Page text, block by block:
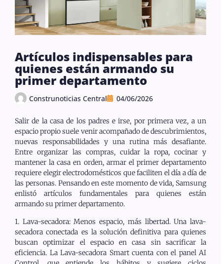
Artículos indispensables para
quienes están armando su
primer departamento
Construnoticias Central 04/06/2026
Salir de la casa de los padres e irse, por primera vez, a un
espacio propio suele venir acompañado de descubrimientos,
nuevas responsabilidades y una rutina más desafiante.
Entre organizar las compras, cuidar la ropa, cocinar y
mantener la casa en orden, armar el primer departamento
requiere elegir electrodomésticos que faciliten el día a día de
las personas. Pensando en este momento de vida, Samsung
enlistó artículos fundamentales para quienes están
armando su primer departamento.
1. Lava-secadora: Menos espacio, más libertad. Una lava-
secadora conectada es la solución definitiva para quienes
buscan optimizar el espacio en casa sin sacrificar la
eficiencia. La Lava-secadora Smart cuenta con el panel AI